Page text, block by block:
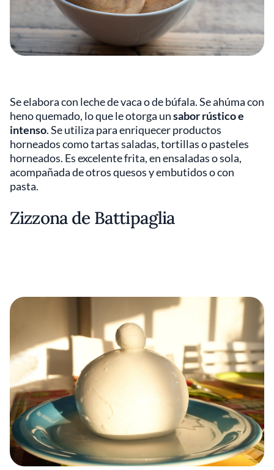
Se elabora con leche de vaca o de búfala. Se ahúma con
heno quemado, lo que le otorga unsabor rústico e
intenso. Se utiliza para enriquecer productos
horneados como tartas saladas, tortillas o pasteles
horneados. Es excelente frita, en ensaladas o sola,
acompañada de otros quesos y embutidos o con
pasta.
Zizzona de Battipaglia